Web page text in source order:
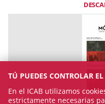
TÚ PUEDES CONTROLAR
En el ICAB utilizamos
estrictamente necesarias